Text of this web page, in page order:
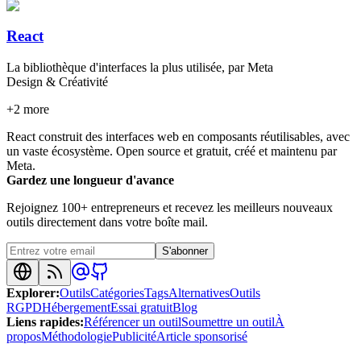
React
La bibliothèque d'interfaces la plus utilisée, par Meta
Design & Créativité
+2 more
React construit des interfaces web en composants réutilisables, avec
un vaste écosystème. Open source et gratuit, créé et maintenu par
Meta.
Gardez une longueur d'avance
Rejoignez 100+ entrepreneurs et recevez les meilleurs nouveaux
outils directement dans votre boîte mail.
S'abonner
Explorer:OutilsCatégoriesTagsAlternativesOutils
RGPDHébergementEssai gratuitBlog
Liens rapides:Référencer un outilSoumettre un outilÀ
proposMéthodologiePublicitéArticle sponsorisé